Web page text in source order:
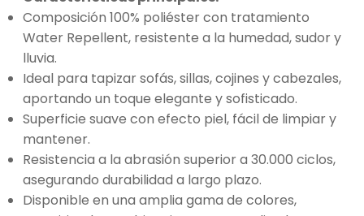
Composición 100% poliéster con tratamiento
Water Repellent, resistente a la humedad, sudor y
lluvia.
Ideal para tapizar sofás, sillas, cojines y cabezales,
aportando un toque elegante y sofisticado.
Superficie suave con efecto piel, fácil de limpiar y
mantener.
Resistencia a la abrasión superior a 30.000 ciclos,
asegurando durabilidad a largo plazo.
Disponible en una amplia gama de colores,